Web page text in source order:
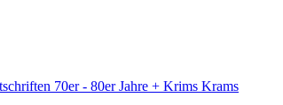
70er - 80er Jahre + Krims Krams